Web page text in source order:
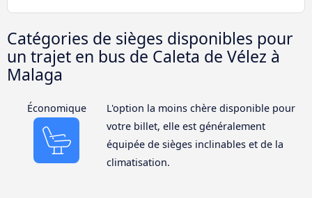
Catégories de sièges disponibles pour
un trajet en bus de Caleta de Vélez à
Malaga
Économique
L'option la moins chère disponible pour
votre billet, elle est généralement
équipée de sièges inclinables et de la
climatisation.